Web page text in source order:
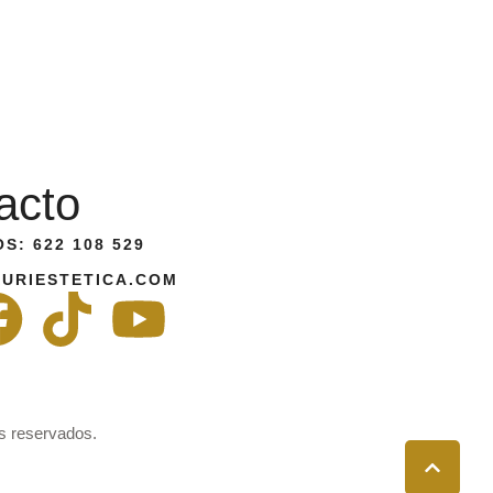
622 108 529
reservados.